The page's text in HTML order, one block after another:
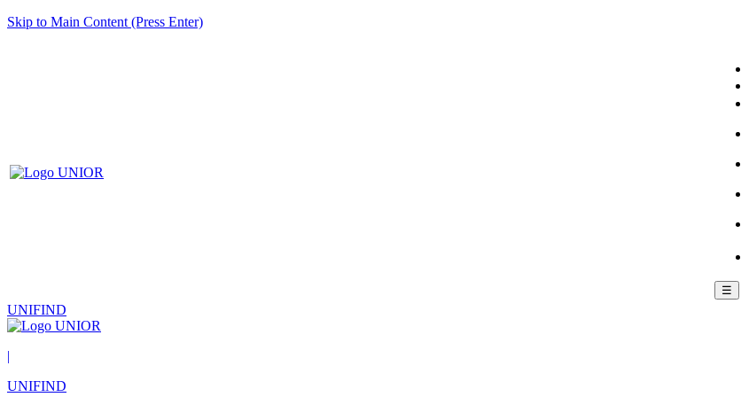
Skip to Main Content (Press Enter)
☰
UNIFIND
|
UNIFIND